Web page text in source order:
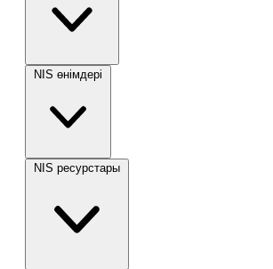
NIS өнімдері
NIS ресурстары